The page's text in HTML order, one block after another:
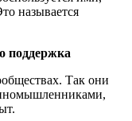
называется
поддержка
Так они